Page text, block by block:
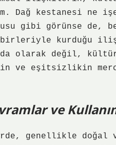
Dağ kestanesi ne
gibi görünse de,
kurduğu
olarak değil,
ve eşitsizlikin
ve
genellikle doğal